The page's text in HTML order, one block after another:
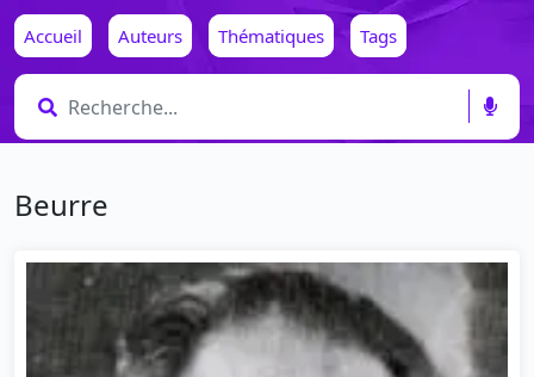
Accueil Auteurs Thématiques Tags
Beurre